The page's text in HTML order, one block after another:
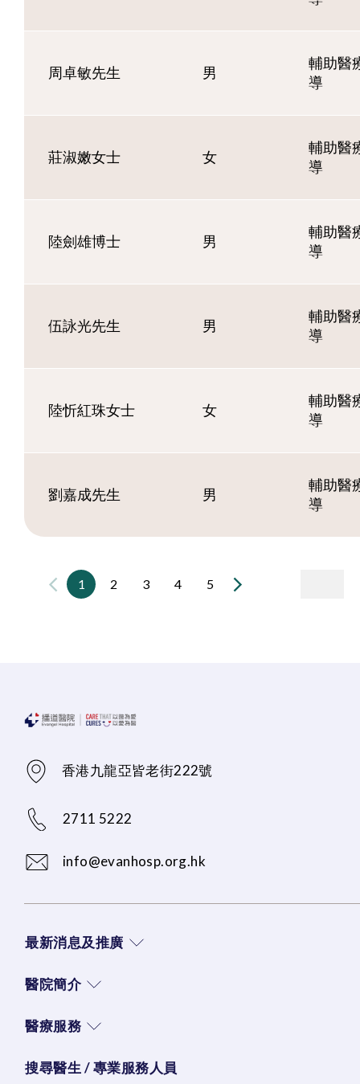
周卓敏先生 男
輔助醫
導
莊淑嫩女士 女
輔助醫
導
陸劍雄博士 男
輔助醫
導
伍詠光先生 男
輔助醫
導
陸忻紅珠女士 女
輔助醫
導
劉嘉成先生 男
輔助醫
導
1 2 3 4 5
香港九龍亞皆老街222號
2711 5222
info@evanhosp.org.hk
最新消息及推廣
醫院簡介
醫療服務
搜尋醫生 / 專業服務人員